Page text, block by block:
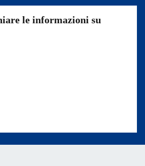
le informazioni su